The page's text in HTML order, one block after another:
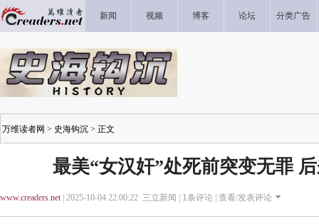
新闻 视频 博客 论坛 分类广告
万维读者网 > 史海钩沉 > 正文
最美“女汉奸”处死前突变无罪
www.creaders.net| 2025-10-04 22:00:22 三立新闻 | 1条评论 | 查看/发表评论